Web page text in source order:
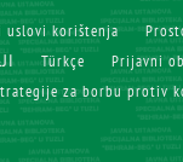
uslovi korištenja
Türkçe
Prijavni
za borbu protiv